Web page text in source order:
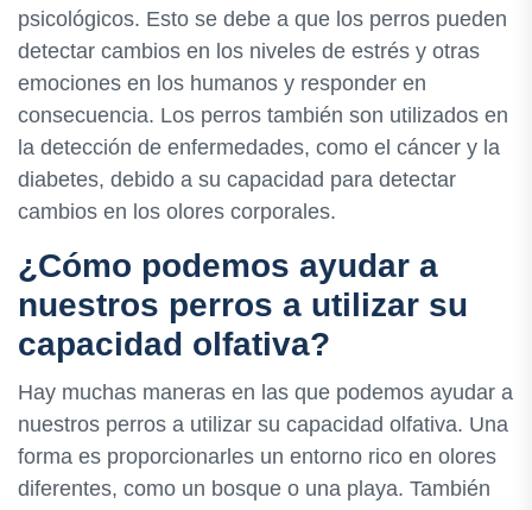
psicológicos. Esto se debe a que los perros pueden
detectar cambios en los niveles de estrés y otras
emociones en los humanos y responder en
consecuencia. Los perros también son utilizados en
la detección de enfermedades, como el cáncer y la
diabetes, debido a su capacidad para detectar
cambios en los olores corporales.
¿Cómo podemos ayudar a
nuestros perros a utilizar su
capacidad olfativa?
Hay muchas maneras en las que podemos ayudar a
nuestros perros a utilizar su capacidad olfativa. Una
forma es proporcionarles un entorno rico en olores
diferentes, como un bosque o una playa. También